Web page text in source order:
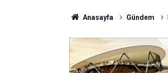
Anasayfa Gündem